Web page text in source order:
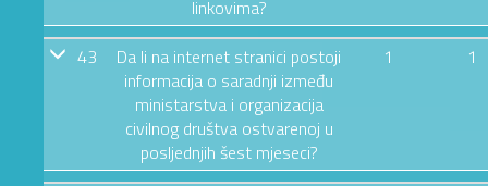
linkovima?
43
Da li na internet stranici postoji
informacija o saradnji između
ministarstva i organizacija
civilnog društva ostvarenoj u
posljednjih šest mjeseci?
1 1